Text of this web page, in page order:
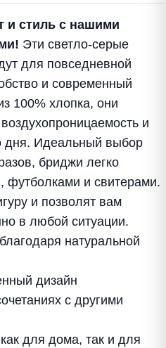
и стиль с нашими
Эти светло-серые
для повседневной
и современный
100% хлопка, они
и
дня. Идеальный выбор
бриджи легко
футболками и свитерами.
и позволят вам
в любой ситуации.
натуральной
дизайн
с другими
для дома, так и для